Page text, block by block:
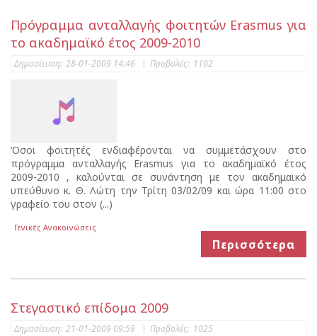
Πρόγραμμα ανταλλαγής φοιτητών Erasmus για
το ακαδημαϊκό έτος 2009-2010
Δημοσίευση: 28-01-2009 14:46 | Προβολές: 1102
Όσοι φοιτητές ενδιαφέρονται να συμμετάσχουν στο
πρόγραμμα ανταλλαγής Erasmus για το ακαδημαϊκό έτος
2009-2010 , καλούνται σε συνάντηση με τον ακαδημαϊκό
υπεύθυνο κ. Θ. Λώτη την Τρίτη 03/02/09 και ώρα 11:00 στο
γραφείο του στον (...)
Γενικές Ανακοινώσεις
Περισσότερα
Στεγαστικό επίδομα 2009
Δημοσίευση: 21-01-2009 09:59 | Προβολές: 1025